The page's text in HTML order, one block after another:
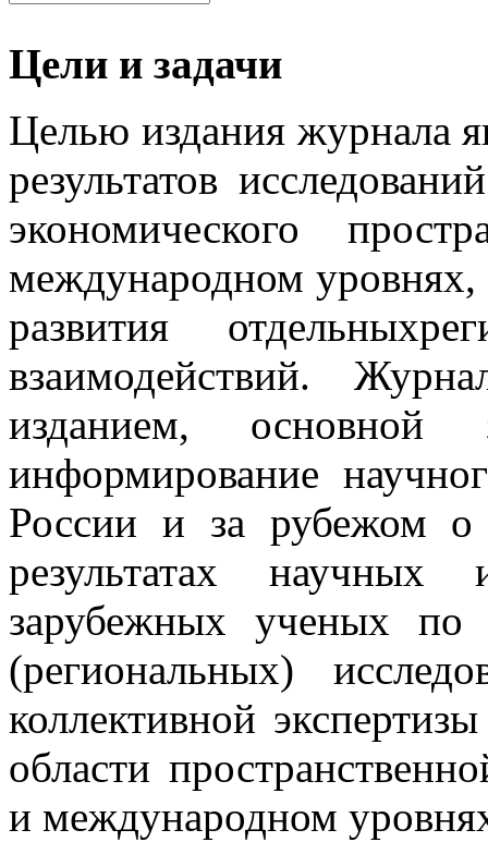
Цели и задачи
Целью издания журнала
результатов
экономического
международном уровнях,
развития
взаимодействий.
изданием, основной
информирование
России и за рубежом о
результатах научных
зарубежных ученых по
(региональных)
коллективной
области
и международном